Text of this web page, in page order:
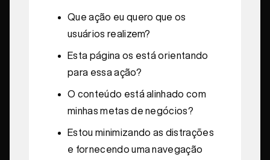
Que ação eu quero que os
usuários realizem?
Esta página os está orientando
para essa ação?
O conteúdo está alinhado com
minhas metas de negócios?
Estou minimizando as distrações
e fornecendo uma navegação